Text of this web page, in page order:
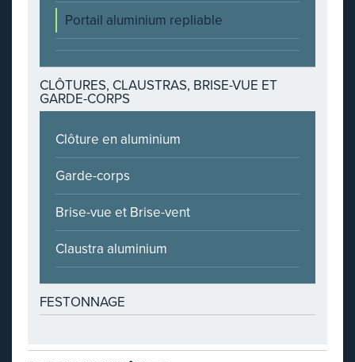
Portail aluminium repliable
CLÔTURES, CLAUSTRAS, BRISE-VUE ET
GARDE-CORPS
Clôture en aluminium
Garde-corps
Brise-vue et Brise-vent
Claustra aluminium
FESTONNAGE